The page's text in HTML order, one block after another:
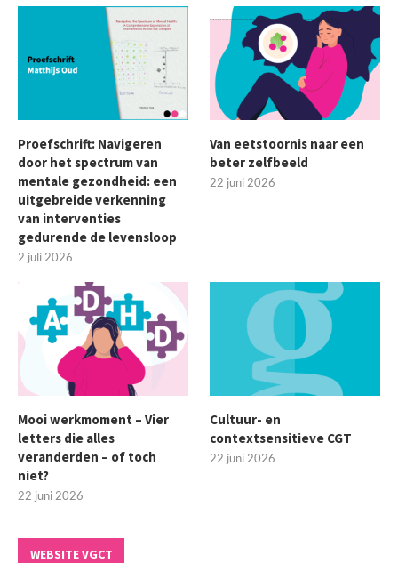
Proefschrift: Navigeren
door het spectrum van
mentale gezondheid: een
uitgebreide verkenning
van interventies
gedurende de levensloop
2 juli 2026
Van eetstoornis naar een
beter zelfbeeld
22 juni 2026
Mooi werkmoment – Vier
letters die alles
veranderden – of toch
niet?
22 juni 2026
Cultuur- en
contextsensitieve CGT
22 juni 2026
WEBSITE VGCT